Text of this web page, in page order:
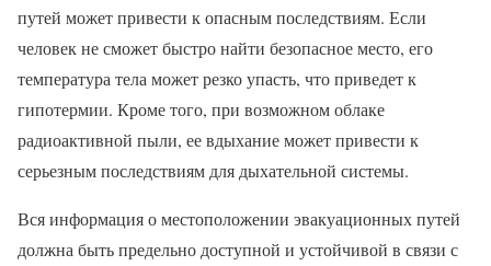
путей может привести к опасным последствиям. Если
человек не сможет быстро найти безопасное место, его
температура тела может резко упасть, что приведет к
гипотермии. Кроме того, при возможном облаке
радиоактивной пыли, ее вдыхание может привести к
серьезным последствиям для дыхательной системы.
Вся информация о местоположении эвакуационных путей
должна быть предельно доступной и устойчивой в связи с